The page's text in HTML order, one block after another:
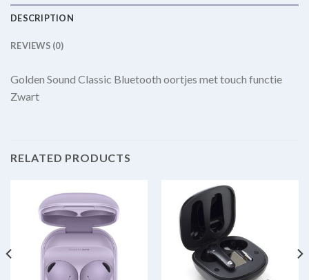
DESCRIPTION
REVIEWS (0)
Golden Sound Classic Bluetooth oortjes met touch functie
Zwart
RELATED PRODUCTS